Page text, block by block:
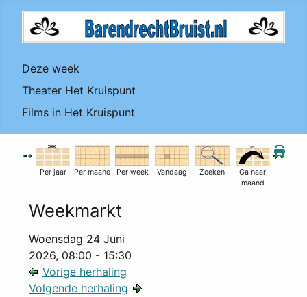
Deze week
Theater Het Kruispunt
Films in Het Kruispunt
Per jaar Per maand Per week Vandaag Zoeken
Ga naar
maand
Weekmarkt
Woensdag 24 Juni
2026, 08:00 - 15:30
Vorige herhaling
Volgende herhaling